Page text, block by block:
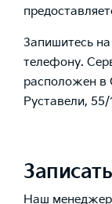
Запишитесь
телефону.
расположен в
Руставели, 55/
Наш менеджер